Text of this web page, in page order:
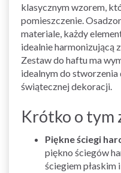
klasycznym wzorem,
pomieszczenie.
materiale, każdy
idealnie harmonizującą
Zestaw do haftu ma
idealnym do
świątecznej dekoracji.
Krótko o tym
Piękne ściegi
piękno ściegów
ściegiem płaskim